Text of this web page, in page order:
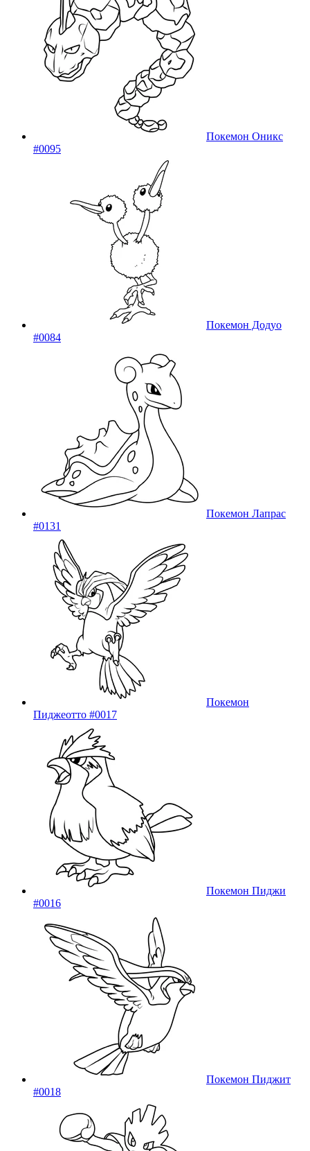
Покемон Оникс
#0095
Покемон Додуо
#0084
Покемон Лапрас
#0131
Покемон
Пиджеотто #0017
Покемон Пиджи
#0016
Покемон Пиджит
#0018